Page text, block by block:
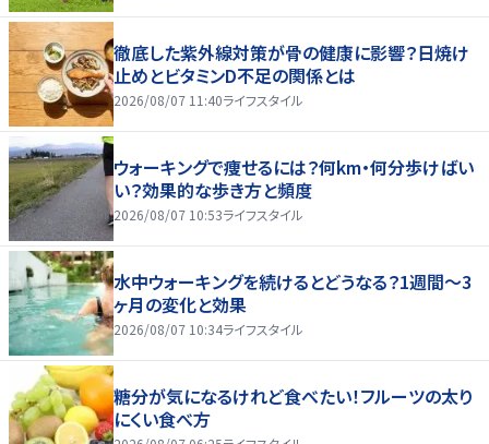
徹底した紫外線対策が骨の健康に影響？日焼け
止めとビタミンD不足の関係とは
2026/08/07 11:40ライフスタイル
ウォーキングで痩せるには？何km・何分歩けばい
い？効果的な歩き方と頻度
2026/08/07 10:53ライフスタイル
水中ウォーキングを続けるとどうなる？1週間～3
ヶ月の変化と効果
2026/08/07 10:34ライフスタイル
糖分が気になるけれど食べたい！フルーツの太り
にくい食べ方